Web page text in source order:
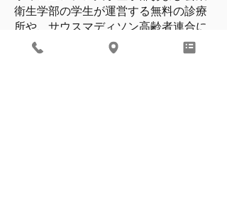
衛生学部の学生が運営する無料の診療
所や、サウスマディソン高齢者連合に
ボランティアとして参加しています。